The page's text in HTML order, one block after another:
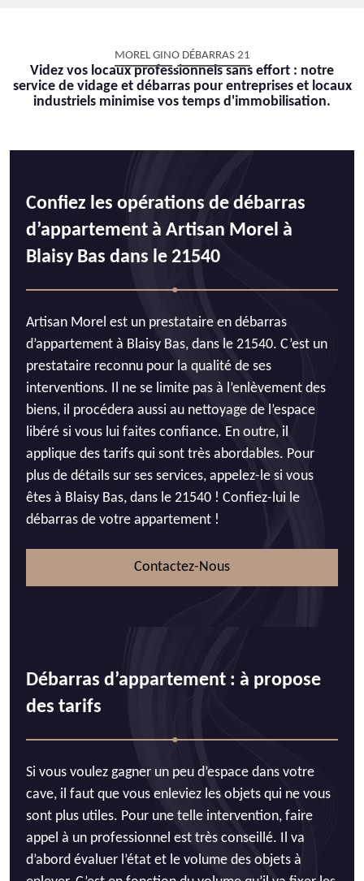
MOREL GINO DÉBARRAS 21
Videz vos locaux professionnels sans effort : notre
service de vidage et débarras pour entreprises et locaux
industriels minimise vos temps d'immobilisation.
Confiez les opérations de débarras
d’appartement à Artisan Morel à
Blaisy Bas dans le 21540
Artisan Morel est un prestataire en débarras
d’appartement à Blaisy Bas, dans le 21540. C’est un
prestataire reconnu pour la qualité de ses
interventions. Il ne se limite pas à l’enlèvement des
biens, il procédera aussi au nettoyage de l’espace
libéré si vous lui faites confiance. En outre, il
applique des tarifs qui sont très abordables. Pour
plus de détails sur ses services, appelez-le si vous
êtes à Blaisy Bas, dans le 21540 ! Confiez-lui le
débarras de votre appartement !
Contactez-Nous
Débarras d’appartement : à propose
des tarifs
Si vous voulez gagner un peu d’espace dans votre
cave, il faut que vous enleviez les objets qui ne vous
sont plus utiles. Pour une telle intervention, faire
appel à un professionnel est très conseillé. Il va
d’abord évaluer l’état et le volume des objets à